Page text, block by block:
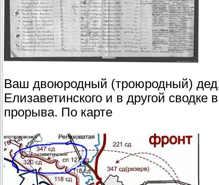
Ваш двоюродный (троюродный)
Елизаветинского и в другой сводке
прорыва. По карте